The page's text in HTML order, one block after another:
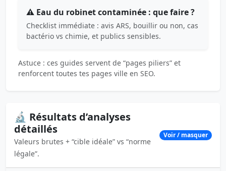
⚠️ Eau du robinet contaminée : que faire ?
Checklist immédiate : avis ARS, bouillir ou non, cas
bactério vs chimie, et publics sensibles.
Astuce : ces guides servent de “pages piliers” et
renforcent toutes tes pages ville en SEO.
🔬 Résultats d’analyses
détaillés
Valeurs brutes + “cible idéale” vs “norme
légale”.
Voir / masquer